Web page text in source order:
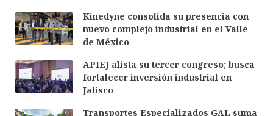
Kinedyne consolida su presencia con
nuevo complejo industrial en el Valle
de México
APIEJ alista su tercer congreso; busca
fortalecer inversión industrial en
Jalisco
Transportes Especializados GAL suma